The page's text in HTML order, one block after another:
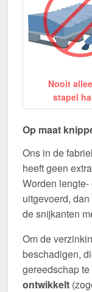
Nooit
stapel
Op maat
Ons in de
heeft geen
Worden
uitgevoerd,
de snijkanten
Om de
beschadigen,
gereedschap
ontwikkelt